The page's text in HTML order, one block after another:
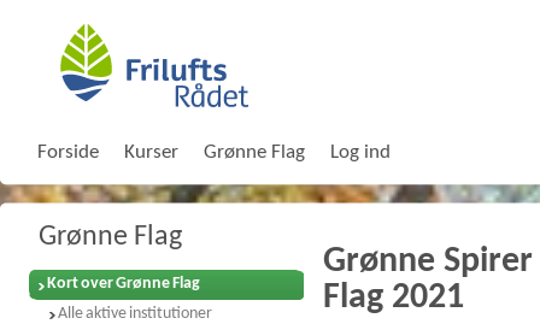
Grønne
Flag 2021
Grønne Flag
Kort over Grønne Flag
Alle aktive institutioner
Forside Kurser Grønne Flag Log ind